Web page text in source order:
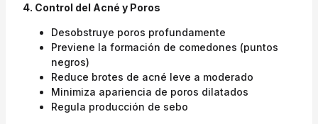
4. Control del Acné y Poros
Desobstruye poros profundamente
Previene la formación de comedones (puntos
negros)
Reduce brotes de acné leve a moderado
Minimiza apariencia de poros dilatados
Regula producción de sebo